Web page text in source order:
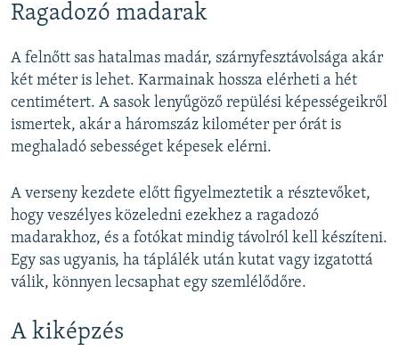
Ragadozó madarak
A felnőtt sas hatalmas madár, szárnyfesztávolsága akár
két méter is lehet. Karmainak hossza elérheti a hét
centimétert. A sasok lenyűgöző repülési képességeikről
ismertek, akár a háromszáz kilométer per órát is
meghaladó sebességet képesek elérni.
A verseny kezdete előtt figyelmeztetik a résztevőket,
hogy veszélyes közeledni ezekhez a ragadozó
madarakhoz, és a fotókat mindig távolról kell készíteni.
Egy sas ugyanis, ha táplálék után kutat vagy izgatottá
válik, könnyen lecsaphat egy szemlélődőre.
A kiképzés